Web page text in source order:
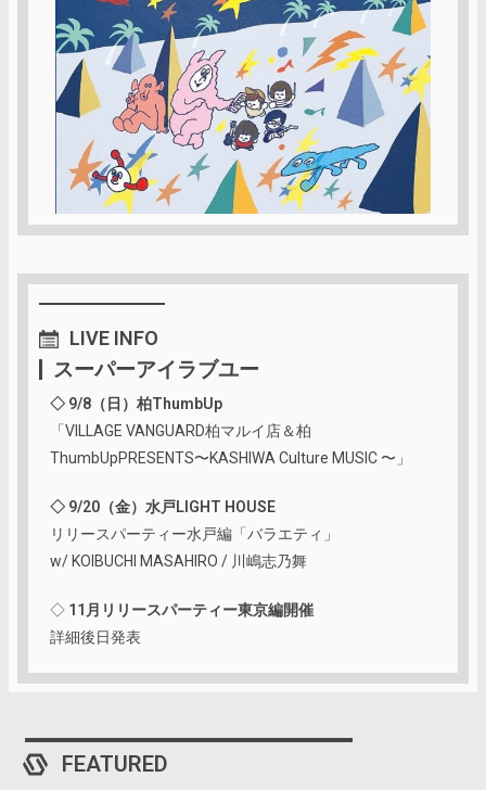
LIVE INFO
スーパーアイラブユー
◇ 9/8（日）柏ThumbUp
「VILLAGE VANGUARD柏マルイ店＆柏
ThumbUpPRESENTS〜KASHIWA Culture MUSIC 〜」
◇ 9/20（金）水戸LIGHT HOUSE
リリースパーティー水戸編「バラエティ」
w/ KOIBUCHI MASAHIRO / 川嶋志乃舞
◇ 11月リリースパーティー東京編開催
詳細後日発表
FEATURED